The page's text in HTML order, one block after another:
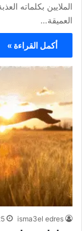
الملايين بكلماته
العميقة…
أكمل القراءة »
isma3el edres